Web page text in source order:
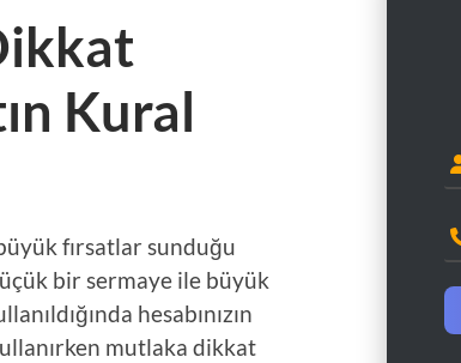
Kural
fırsatlar sunduğu
bir sermaye ile büyük
hesabınızın
mutlaka dikkat